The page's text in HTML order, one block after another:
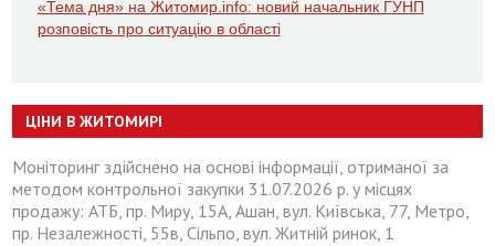
«Тема дня» на Житомир.info: новий начальник ГУНП
розповість про ситуацію в області
ЦІНИ В ЖИТОМИРІ
Моніторинг здійснено на основі інформації, отриманої за
методом контрольної закупки 31.07.2026 р. у місцях
продажу: АТБ, пр. Миру, 15А, Ашан, вул. Київська, 77, Метро,
пр. Незалежності, 55в, Сільпо, вул. Житній ринок, 1